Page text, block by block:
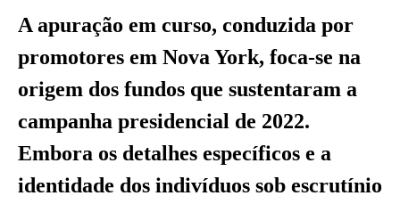
A apuração em curso, conduzida por
promotores em Nova York, foca-se na
origem dos fundos que sustentaram a
campanha presidencial de 2022.
Embora os detalhes específicos e a
identidade dos indivíduos sob escrutínio